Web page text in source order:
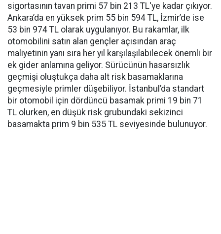
sigortasının tavan primi 57 bin 213 TL'ye kadar çıkıyor.
Ankara’da en yüksek prim 55 bin 594 TL, İzmir’de ise
53 bin 974 TL olarak uygulanıyor. Bu rakamlar, ilk
otomobilini satın alan gençler açısından araç
maliyetinin yanı sıra her yıl karşılaşılabilecek önemli bir
ek gider anlamına geliyor. Sürücünün hasarsızlık
geçmişi oluştukça daha alt risk basamaklarına
geçmesiyle primler düşebiliyor. İstanbul’da standart
bir otomobil için dördüncü basamak primi 19 bin 71
TL olurken, en düşük risk grubundaki sekizinci
basamakta prim 9 bin 535 TL seviyesinde bulunuyor.